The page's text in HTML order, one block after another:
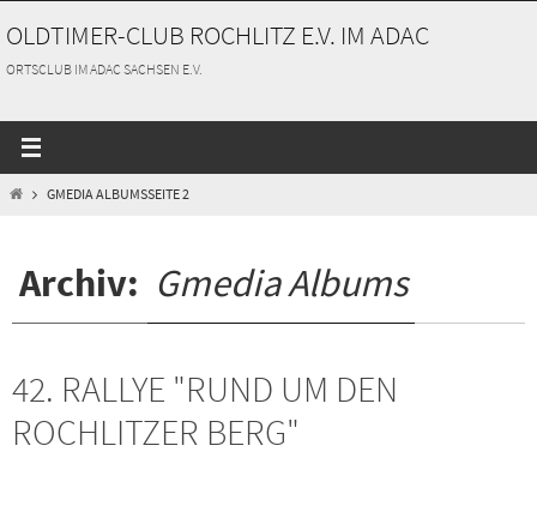
Inhalt
springen
OLDTIMER-CLUB ROCHLITZ E.V. IM ADAC
ORTSCLUB IM ADAC SACHSEN E.V.
STARTGMEDIA ALBUMSSEITE 2
Archiv: Gmedia Albums
42. RALLYE "RUND UM DEN
ROCHLITZER BERG"